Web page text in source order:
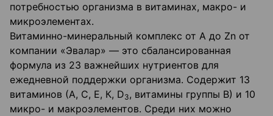
потребностью организма в витаминах, макро- и
микроэлементах.
Витаминно-минеральный комплекс от А до Zn от
компании «Эвалар» — это сбалансированная
формула из 23 важнейших нутриентов для
ежедневной поддержки организма. Содержит 13
витаминов (А, С, Е, К, D3, витамины группы В) и 10
микро- и макроэлементов. Среди них можно